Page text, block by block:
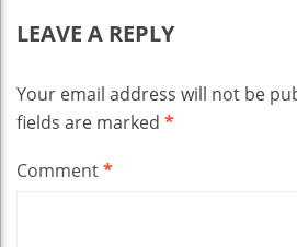
LEAVE A REPLY
Your email address will not be
fields are marked *
Comment*